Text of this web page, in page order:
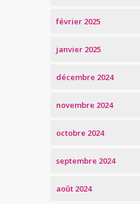
février 2025
janvier 2025
décembre 2024
novembre 2024
octobre 2024
septembre 2024
août 2024